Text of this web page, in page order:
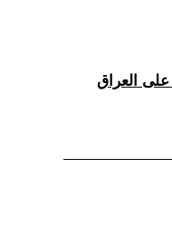
على العراق